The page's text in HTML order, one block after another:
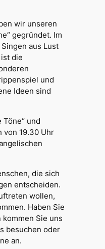
wir unseren
gegründet. Im
aus Lust
die
und
Ideen sind
Töne“ und
von 19.30 Uhr
die sich
entscheiden.
wollen,
Haben Sie
kommen Sie uns
besuchen oder
an.